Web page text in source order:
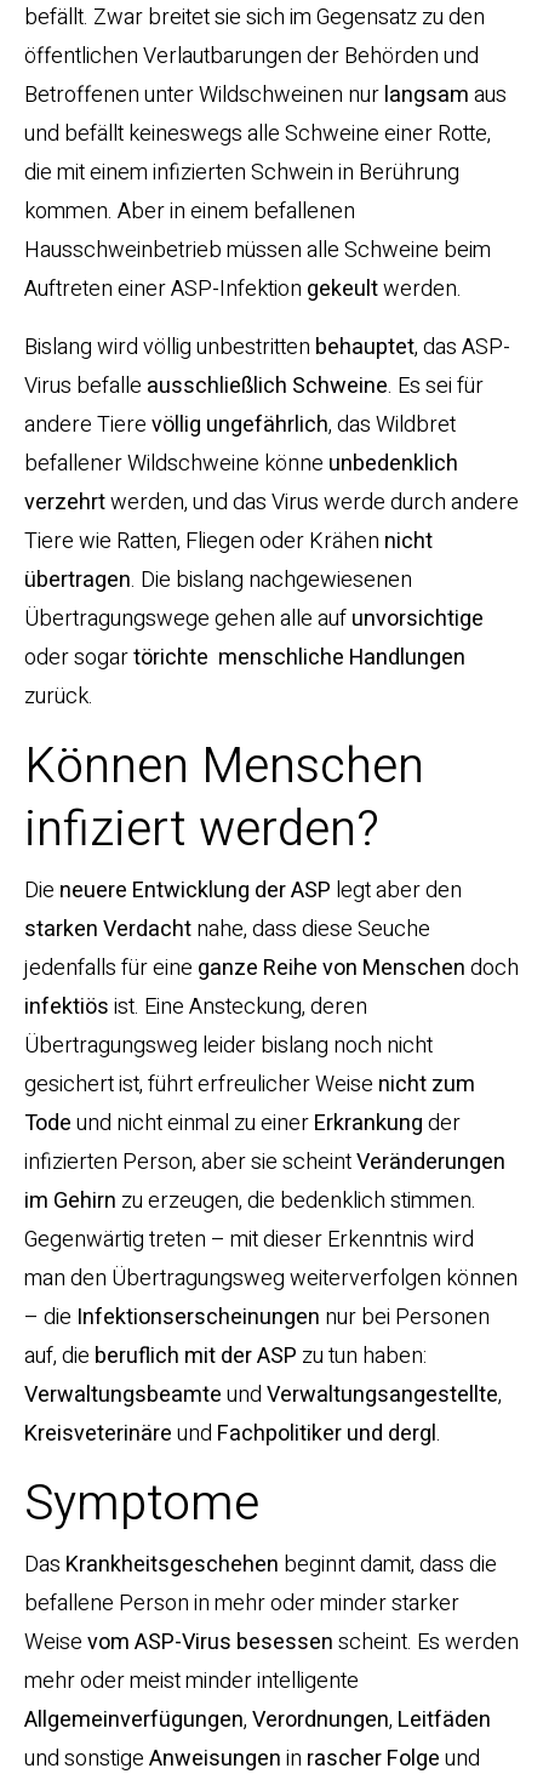
befällt. Zwar breitet sie sich im Gegensatz zu den
öffentlichen Verlautbarungen der Behörden und
Betroffenen unter Wildschweinen nurlangsamaus
und befällt keineswegs alle Schweine einer Rotte,
die mit einem infizierten Schwein in Berührung
kommen. Aber in einem befallenen
Hausschweinbetrieb müssen alle Schweine beim
Auftreten einer ASP-Infektion gekeultwerden.
Bislang wird völlig unbestritten behauptet, das ASP-
Virus befalle ausschließlich Schweine. Es sei für
andere Tierevöllig ungefährlich, das Wildbret
befallener Wildschweine könne unbedenklich
verzehrtwerden, und das Virus werde durch andere
Tiere wie Ratten, Fliegen oder Krähen nicht
übertragen. Die bislang nachgewiesenen
Übertragungswege gehen alle aufunvorsichtige
oder sogartörichte menschliche Handlungen
zurück.
Können Menschen
infiziert werden?
Die neuere Entwicklung der ASP legt aber den
starken Verdachtnahe, dass diese Seuche
jedenfalls für eine ganze Reihe von Menschendoch
infektiösist. Eine Ansteckung, deren
Übertragungsweg leider bislang noch nicht
gesichert ist, führt erfreulicher Weise nicht zum
Todeund nicht einmal zu einerErkrankungder
infizierten Person, aber sie scheintVeränderungen
im Gehirn zu erzeugen, die bedenklich stimmen.
Gegenwärtig treten – mit dieser Erkenntnis wird
man den Übertragungsweg weiterverfolgen können
– die Infektionserscheinungen nur bei Personen
auf, die beruflich mit der ASP zu tun haben:
VerwaltungsbeamteundVerwaltungsangestellte,
Kreisveterinäreund Fachpolitiker und dergl.
Symptome
Das Krankheitsgeschehen beginnt damit, dass die
befallene Person in mehr oder minder starker
Weisevom ASP-Virus besessenscheint. Es werden
mehr oder meist minder intelligente
Allgemeinverfügungen,Verordnungen, Leitfäden
und sonstigeAnweisungenin rascher Folgeund